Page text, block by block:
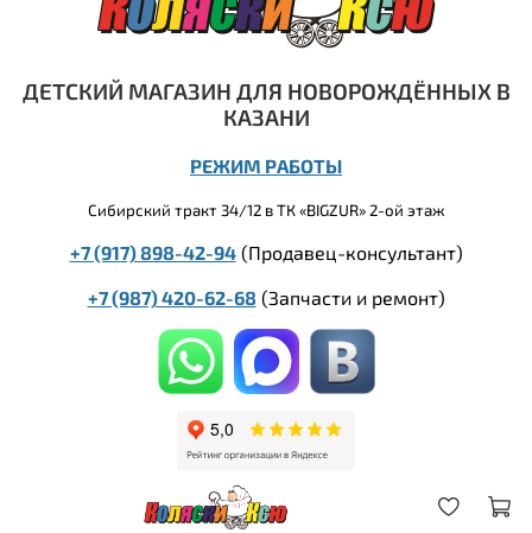
ДЕТСКИЙ МАГАЗИН ДЛЯ НОВОРОЖДЁННЫХ В
КАЗАНИ
РЕЖИМ РАБОТЫ
Сибирский тракт 34/12 в ТК «BIGZUR» 2-ой этаж
+7 (917) 898-42-94(Продавец-консультант)
+7 (987) 420-62-68 (Запчасти и ремонт)